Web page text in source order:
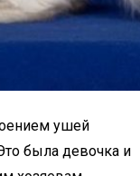
ушей
была девочка и